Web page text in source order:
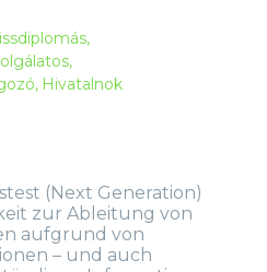
Hivatalnok
(Next Generation)
zur Ableitung von
aufgrund von
– und auch